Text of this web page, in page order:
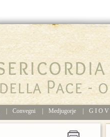
Convegni Medjugorje G I O V